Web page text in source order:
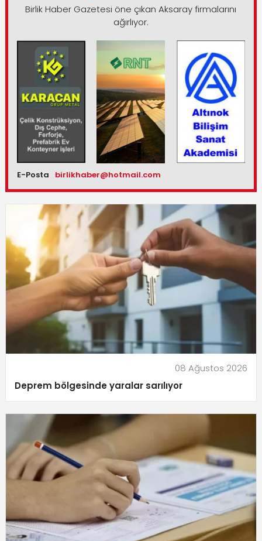
Birlik Haber Gazetesi öne çıkan Aksaray firmalarını
ağırlıyor.
E-Posta birlikhaber@hotmail.com
08 Ağustos 2026
Deprem bölgesinde yaralar sarılıyor